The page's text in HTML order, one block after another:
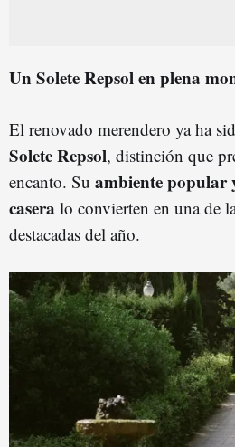
Un Solete Repsol en plena
El renovado merendero ya ha
Solete Repsol, distinción que
encanto. Su ambiente popular
casera lo convierten en una de
destacadas del año.